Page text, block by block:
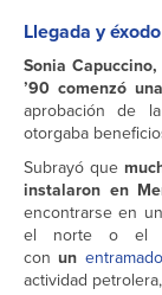
Llegada y
Sonia
’90 comenzó
aprobación de la
otorgaba
Subrayó que
instalaron en
encontrarse en
el norte o el
con un
actividad